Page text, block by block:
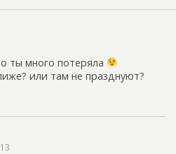
ты много потеряла
или там не празднуют?